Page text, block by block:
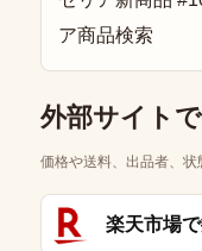
外部サイト
価格や送料、出品者、状
楽天市場